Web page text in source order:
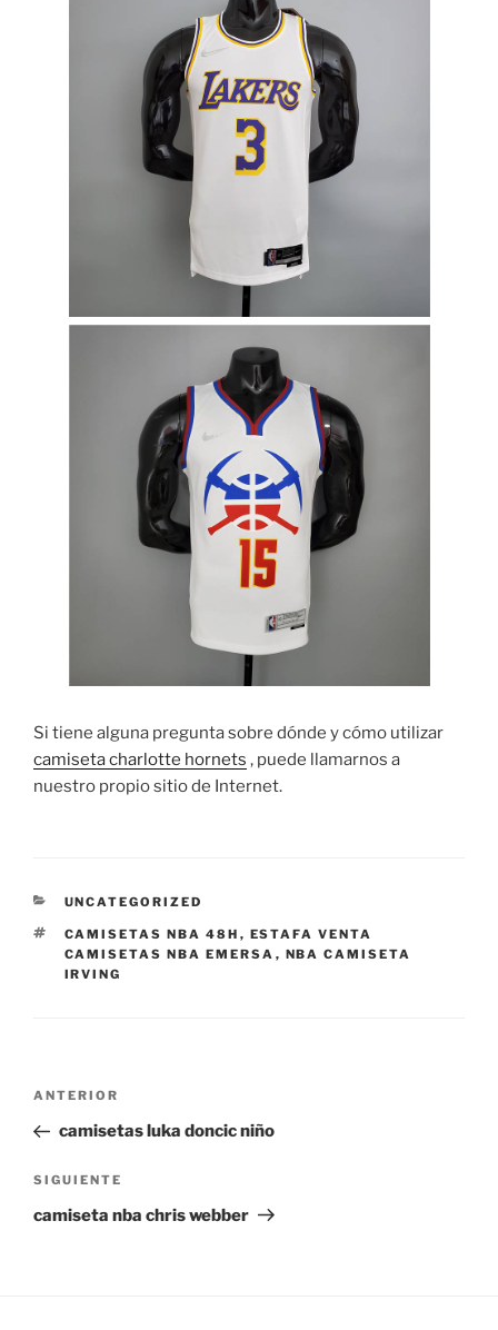
Si tiene alguna pregunta sobre dónde y cómo utilizar
camiseta charlotte hornets , puede llamarnos a
nuestro propio sitio de Internet.
CATEGORÍAS
UNCATEGORIZED
ETIQUETAS
CAMISETAS NBA 48H , ESTAFA VENTA
CAMISETAS NBA EMERSA , NBA CAMISETA
IRVING
Navegación
entradas
Entrada
anterior:
ANTERIOR
camisetas luka doncic niño
Siguiente
entrada
SIGUIENTE
camiseta nba chris webber